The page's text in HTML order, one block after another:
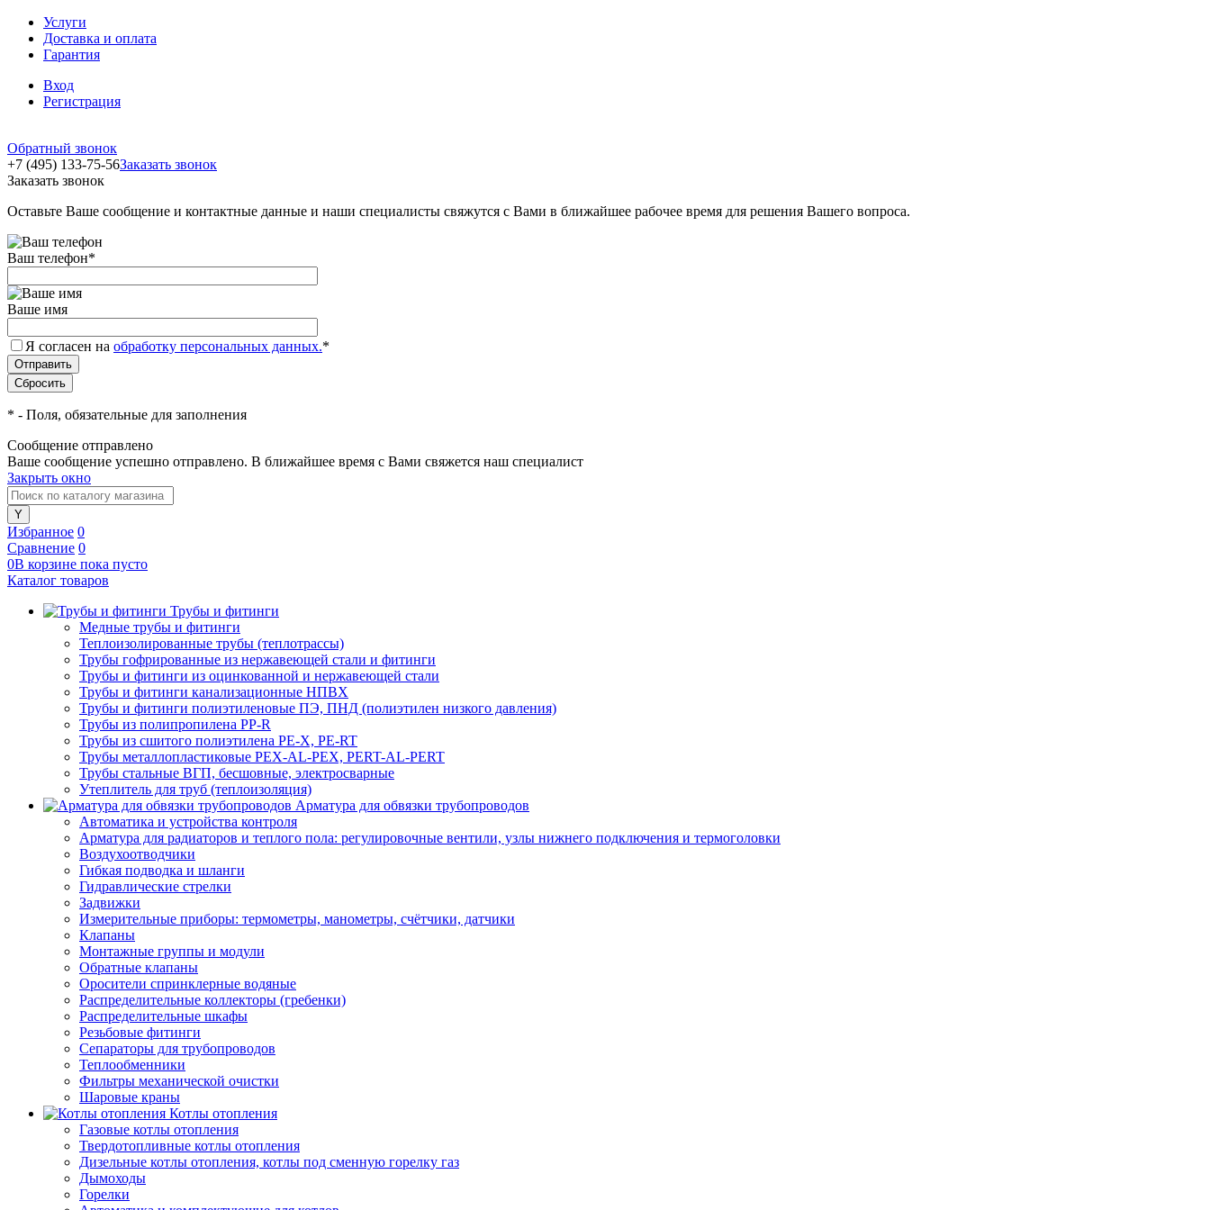
Услуги
Доставка и оплата
Гарантия
Вход
Регистрация
Обратный звонок
+7 (495) 133-75-56Заказать звонок
Заказать звонок
Оставьте Ваше сообщение и контактные данные и наши специалисты свяжутся с Вами в ближайшее рабочее время для решения Вашего вопроса.
Ваш телефон*
Ваше имя
Я согласен на обработку персональных данных.*
* - Поля, обязательные для заполнения
Сообщение отправлено
Ваше сообщение успешно отправлено. В ближайшее время с Вами свяжется наш специалист
Закрыть окно
Избранное 0
Сравнение 0
0В корзине пока пусто
Каталог товаров
Трубы и фитинги
Медные трубы и фитинги
Теплоизолированные трубы (теплотрассы)
Трубы гофрированные из нержавеющей стали и фитинги
Трубы и фитинги из оцинкованной и нержавеющей стали
Трубы и фитинги канализационные НПВХ
Трубы и фитинги полиэтиленовые ПЭ, ПНД (полиэтилен низкого давления)
Трубы из полипропилена PP-R
Трубы из сшитого полиэтилена PE-X, PE-RT
Трубы металлопластиковые PEX-AL-PEX, PERT-AL-PERT
Трубы стальные ВГП, бесшовные, электросварные
Утеплитель для труб (теплоизоляция)
Арматура для обвязки трубопроводов
Автоматика и устройства контроля
Арматура для радиаторов и теплого пола: регулировочные вентили, узлы нижнего подключения и термоголовки
Воздухоотводчики
Гибкая подводка и шланги
Гидравлические стрелки
Задвижки
Измерительные приборы: термометры, манометры, счётчики, датчики
Клапаны
Монтажные группы и модули
Обратные клапаны
Оросители спринклерные водяные
Распределительные коллекторы (гребенки)
Распределительные шкафы
Резьбовые фитинги
Сепараторы для трубопроводов
Теплообменники
Фильтры механической очистки
Шаровые краны
Котлы отопления
Газовые котлы отопления
Твердотопливные котлы отопления
Дизельные котлы отопления, котлы под сменную горелку газ
Дымоходы
Горелки